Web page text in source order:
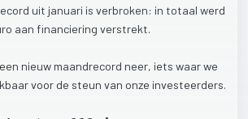
uit januari is verbroken: in totaal werd
aan financiering verstrekt.
een nieuw maandrecord neer, iets waarwe
voor de steun van onze investeerders.